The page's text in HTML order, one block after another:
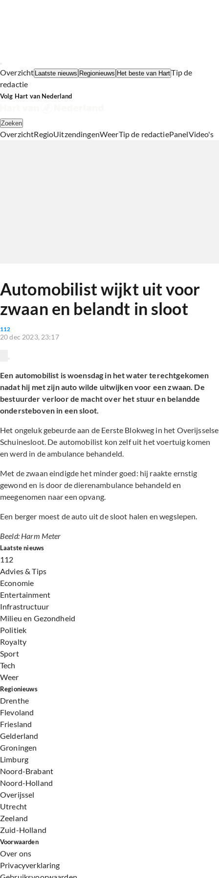
Overzicht Laatste nieuws Regionieuws Het beste van HartTip de
redactie
Volg Hart van Nederland
Zoeken
OverzichtRegioUitzendingenWeerTip de redactiePanelVideo's
Automobilist wijkt uit voor
zwaan en belandt in sloot
112
20 dec 2023, 23:17
Een automobilist is woensdag in het water terechtgekomen
nadat hij met zijn auto wilde uitwijken voor een zwaan. De
bestuurder verloor de macht over het stuur en belandde
ondersteboven in een sloot.
Het ongeluk gebeurde aan de Eerste Blokweg in het Overijsselse
Schuinesloot. De automobilist kon zelf uit het voertuig komen
en werd in de ambulance behandeld.
Met de zwaan eindigde het minder goed: hij raakte ernstig
gewond en is door de dierenambulance behandeld en
meegenomen naar een opvang.
Een berger moest de auto uit de sloot halen en wegslepen.
Beeld: Harm Meter
Laatste nieuws
112
Advies & Tips
Economie
Entertainment
Infrastructuur
Milieu en Gezondheid
Politiek
Royalty
Sport
Tech
Weer
Regionieuws
Drenthe
Flevoland
Friesland
Gelderland
Groningen
Limburg
Noord-Brabant
Noord-Holland
Overijssel
Utrecht
Zeeland
Zuid-Holland
Voorwaarden
Over ons
Privacyverklaring